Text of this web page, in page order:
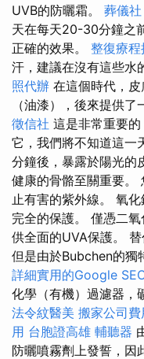
UVB的防曬霜。 葬儀社
天在每天20-30分鐘之
正確的效果。 整復療程
汗，建議在沒有這些水
照代辦 在這個時代，
（油漆），後來提供
徵信社 這是非常重要的
它，我們將不知道這一
分鐘後，暴露於陽光的
健康的骨骼至關重要。
止有害的紫外線。 氧
完全的保護。 僅憑二
供全面的UVA保護。
但是由於Bubchen的獨
詳細實用的Google
化學（有機）過濾器，
法令紋醫美 搬家公司費
用 台胞證高雄 輔聽器
防曬噴霧劑上發誓，因